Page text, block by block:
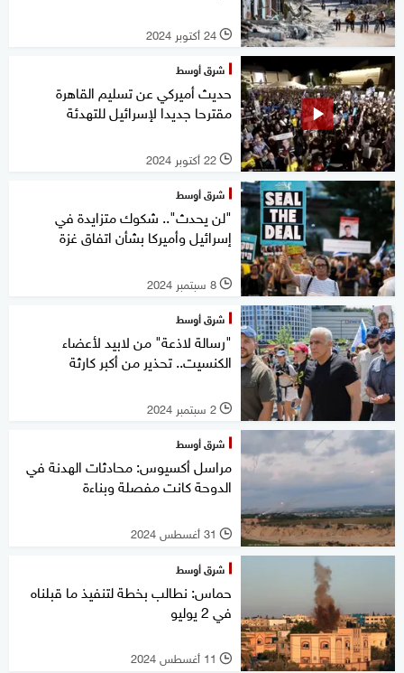
l 24 أكتوبر 2024
شرق أوسط
حديث أميركي عن تسليم القاهرة
مقترحا جديدا لإسرائيل للتهدئة
l 22 أكتوبر 2024
شرق أوسط
"لن يحدث".. شكوك متزايدة في
إسرائيل وأميركا بشأن اتفاق غزة
l 8 سبتمبر 2024
شرق أوسط
"رسالة لاذعة" من لابيد لأعضاء
الكنسيت.. تحذير من أكبر كارثة
l 2 سبتمبر 2024
شرق أوسط
مراسل أكسيوس: محادثات الهدنة في
الدوحة كانت مفصلة وبناءة
l 31 أغسطس 2024
شرق أوسط
حماس: نطالب بخطة لتنفيذ ما قبلناه
في 2 يوليو
l 11 أغسطس 2024